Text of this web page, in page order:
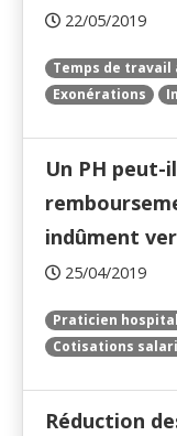
22/05/2019
Temps de
Exonérations
Un PH peut-
indûment
25/04/2019
Praticien
Cotisations
Réduction